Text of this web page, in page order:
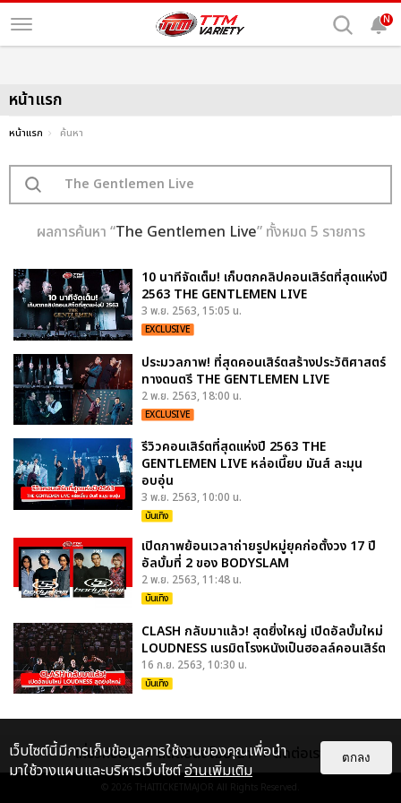
N
หน้าแรก
หน้าแรก ค้นหา
ผลการค้นหา “The Gentlemen Live” ทั้งหมด 5 รายการ
10 นาทีจัดเต็ม! เก็บตกคลิปคอนเสิร์ตที่สุดแห่งปี
2563 THE GENTLEMEN LIVE
3 พ.ย. 2563, 15:05 น.
EXCLUSIVE
ประมวลภาพ! ที่สุดคอนเสิร์ตสร้างประวัติศาสตร์
ทางดนตรี THE GENTLEMEN LIVE
2 พ.ย. 2563, 18:00 น.
EXCLUSIVE
รีวิวคอนเสิร์ตที่สุดแห่งปี 2563 THE
GENTLEMEN LIVE หล่อเนี๊ยบ มันส์ ละมุน
อบอุ่น
3 พ.ย. 2563, 10:00 น.
บันเทิง
เปิดภาพย้อนเวลาถ่ายรูปหมู่ยุคก่อตั้งวง 17 ปี
อัลบั้มที่ 2 ของ BODYSLAM
2 พ.ย. 2563, 11:48 น.
บันเทิง
CLASH กลับมาแล้ว! สุดยิ่งใหญ่ เปิดอัลบั้มใหม่
LOUDNESS เนรมิตโรงหนังเป็นฮอลล์คอนเสิร์ต
16 ก.ย. 2563, 10:30 น.
บันเทิง
เกี่ยวกับเรา ติดต่อลงโฆษณา ติดต่อเรา
© 2026 THAITICKETMAJOR All Rights Reserved.
เว็บไซต์นี้มีการเก็บข้อมูลการใช้งานของคุณเพื่อนำ
มาใช้วางแผนและบริหารเว็บไซต์อ่านเพิ่มเติม
ตกลง